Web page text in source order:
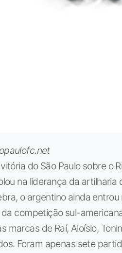
do São Paulo sobre o
na liderança da
o argentino ainda
competição sul-
marcas de Raí, Aloísio,
Foram apenas sete